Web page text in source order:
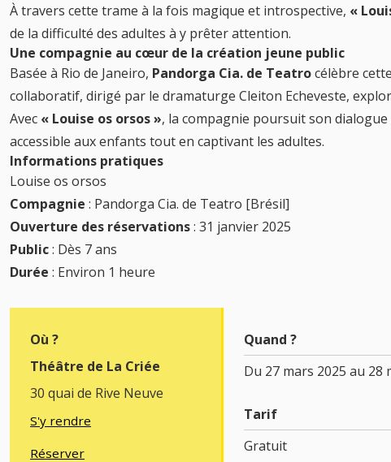
À travers cette trame à la fois magique et introspective, «
de la difficulté des adultes à y prêter attention.
Une compagnie au cœur de la création jeune public
Basée à Rio de Janeiro, Pandorga Cia. de Teatrocélèbre
collaboratif, dirigé par le dramaturge Cleiton Echeveste,
Avec « Louise os orsos », la compagnie poursuit son
accessible aux enfants tout en captivant les adultes.
Informations pratiques
Louise os orsos
Compagnie : Pandorga Cia. de Teatro [Brésil]
Ouverture des réservations: 31 janvier 2025
Public: Dès 7 ans
Durée : Environ 1 heure
Où ?
Théâtre de La Criée
30 quai de Rive Neuve
S'y rendre
Réserver
Quand ?
Du 27 mars 2025 au
Tarif
Gratuit